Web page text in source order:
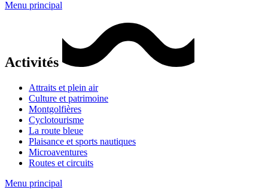
Menu principal
Activités
Attraits et plein air
Culture et patrimoine
Montgolfières
Cyclotourisme
La route bleue
Plaisance et sports nautiques
Microaventures
Routes et circuits
Menu principal